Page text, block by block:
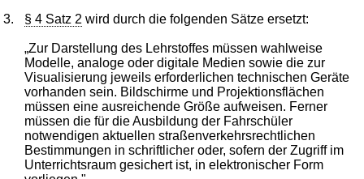
3. § 4 Satz 2 wird durch die folgenden Sätze ersetzt:
„Zur Darstellung des Lehrstoffes müssen wahlweise
Modelle, analoge oder digitale Medien sowie die zur
Visualisierung jeweils erforderlichen technischen Geräte
vorhanden sein. Bildschirme und Projektionsflächen
müssen eine ausreichende Größe aufweisen. Ferner
müssen die für die Ausbildung der Fahrschüler
notwendigen aktuellen straßenverkehrsrechtlichen
Bestimmungen in schriftlicher oder, sofern der Zugriff im
Unterrichtsraum gesichert ist, in elektronischer Form